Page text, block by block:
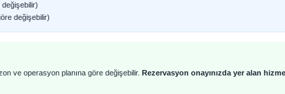
değişebilir)
değişebilir)
ve operasyon planına göre değişebilir. Rezervasyon onayınızda yer alan